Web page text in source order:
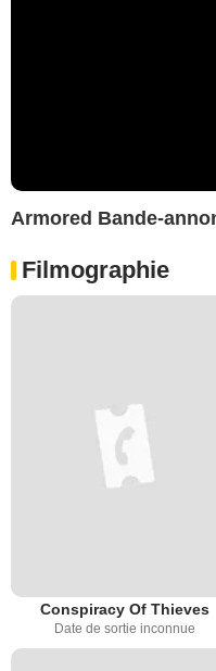
Armored Bande-
Filmographie
Conspiracy Of Thieves
Date de sortie inconnue